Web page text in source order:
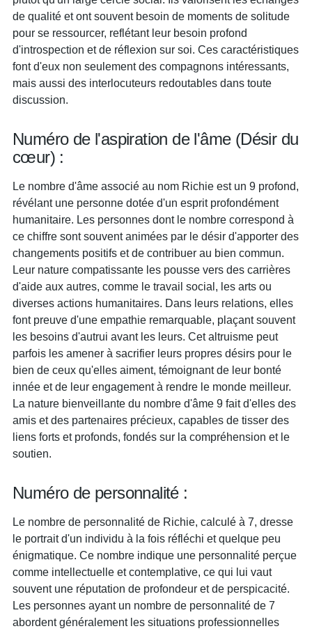
de qualité et ont souvent besoin de moments de solitude
pour se ressourcer, reflétant leur besoin profond
d'introspection et de réflexion sur soi. Ces caractéristiques
font d'eux non seulement des compagnons intéressants,
mais aussi des interlocuteurs redoutables dans toute
discussion.
Numéro de l'aspiration de l'âme (Désir du
cœur) :
Le nombre d'âme associé au nom Richie est un 9 profond,
révélant une personne dotée d'un esprit profondément
humanitaire. Les personnes dont le nombre correspond à
ce chiffre sont souvent animées par le désir d'apporter des
changements positifs et de contribuer au bien commun.
Leur nature compatissante les pousse vers des carrières
d'aide aux autres, comme le travail social, les arts ou
diverses actions humanitaires. Dans leurs relations, elles
font preuve d'une empathie remarquable, plaçant souvent
les besoins d'autrui avant les leurs. Cet altruisme peut
parfois les amener à sacrifier leurs propres désirs pour le
bien de ceux qu'elles aiment, témoignant de leur bonté
innée et de leur engagement à rendre le monde meilleur.
La nature bienveillante du nombre d'âme 9 fait d'elles des
amis et des partenaires précieux, capables de tisser des
liens forts et profonds, fondés sur la compréhension et le
soutien.
Numéro de personnalité :
Le nombre de personnalité de Richie, calculé à 7, dresse
le portrait d'un individu à la fois réfléchi et quelque peu
énigmatique. Ce nombre indique une personnalité perçue
comme intellectuelle et contemplative, ce qui lui vaut
souvent une réputation de profondeur et de perspicacité.
Les personnes ayant un nombre de personnalité de 7
abordent généralement les situations professionnelles